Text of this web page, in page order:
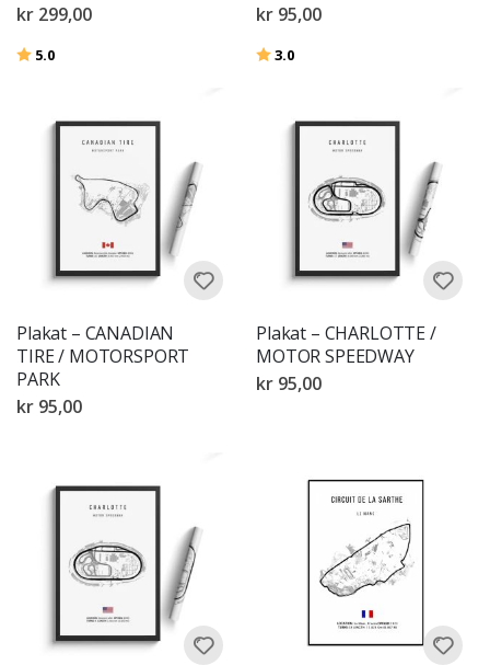
kr 299,00
Karakter:
5.0
kr 95,00
Karakter:
3.0
Plakat – CANADIAN
TIRE / MOTORSPORT
PARK
kr 95,00
Plakat – CHARLOTTE /
MOTOR SPEEDWAY
kr 95,00